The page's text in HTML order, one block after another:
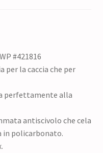
#421816
per la caccia che per
perfettamente alla
antiscivolo che cela
in policarbonato.